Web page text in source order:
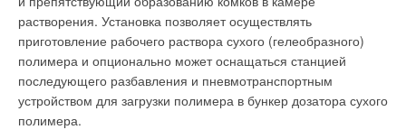
растворения. Установка позволяет осуществлять
приготовление рабочего раствора сухого (гелеобразного)
полимера и опционально может оснащаться станцией
последующего разбавления и пневмотранспортным
устройством для загрузки полимера в бункер дозатора сухого
полимера.
Аничхин А.Г. Расчет минимально необходимых поверхностей
теплообмена в системах утилизации тепла с промежуточным
теплоносителем / В кн.: Энергосбережение в системах отопления,
вентиляции, кондиционирования. — М.: Наука, 1990.
Читайте по теме:
более остро. По этой
причине в Европе уже давно
уделяется большое
внимание развитию
энергосберегающих
технологий, а также
разработке различных
осуществляется расчет
величины
теплопотребления.
Индикаторы работают по
принципу учета
интегральной температуры